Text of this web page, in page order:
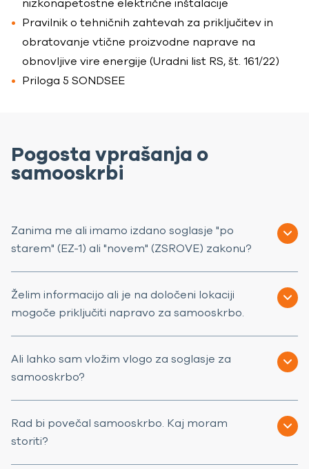
nizkonapetostne električne inštalacije
Pravilnik o tehničnih zahtevah za priključitev in
obratovanje vtične proizvodne naprave na
obnovljive vire energije (Uradni list RS, št. 161/22)
Priloga 5 SONDSEE
Pogosta vprašanja o
samooskrbi
Zanima me ali imamo izdano soglasje "po
starem" (EZ-1) ali "novem" (ZSROVE) zakonu?
Želim informacijo ali je na določeni lokaciji
mogoče priključiti napravo za samooskrbo.
Ali lahko sam vložim vlogo za soglasje za
samooskrbo?
Rad bi povečal samooskrbo. Kaj moram
storiti?